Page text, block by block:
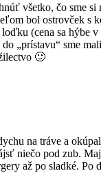
všetko, čo sme
bol ostrovček s
(cena sa hýbe
do „prístavu“ sme
🙂
na tráve a
niečo pod zub.
až po sladké. Po